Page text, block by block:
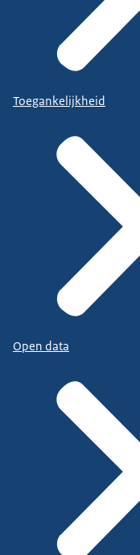
Toegankelijkheid
Open data